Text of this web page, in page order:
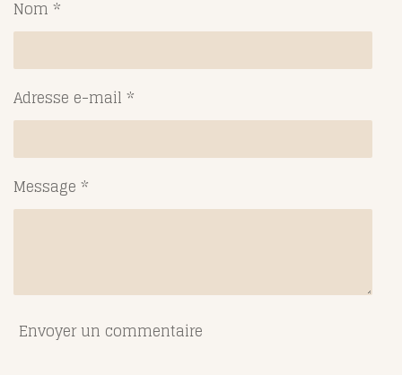
e
r r r r
Nom *
Adresse e-mail *
Message *
Envoyer un commentaire